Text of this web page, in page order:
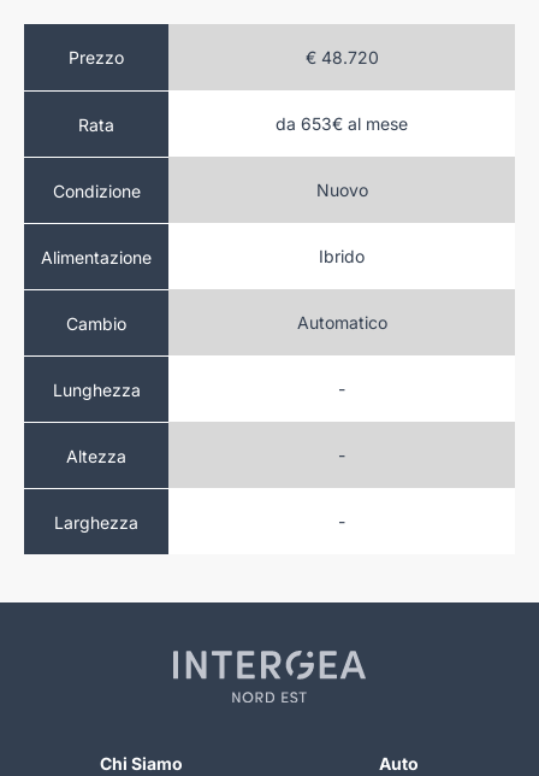
Prezzo
Rata
Condizione
Alimentazione
Cambio
Lunghezza
Altezza
Larghezza
€ 48.720
da 653€ al mese
Nuovo
Ibrido
Automatico
-
-
-
Chi Siamo Auto